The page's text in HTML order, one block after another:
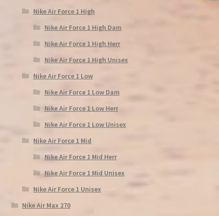
Nike Air Force 1 High
Nike Air Force 1 High Dam
Nike Air Force 1 High Herr
Nike Air Force 1 High Unisex
Nike Air Force 1 Low
Nike Air Force 1 Low Dam
Nike Air Force 1 Low Herr
Nike Air Force 1 Low Unisex
Nike Air Force 1 Mid
Nike Air Force 1 Mid Herr
Nike Air Force 1 Mid Unisex
Nike Air Force 1 Unisex
Nike Air Max 270